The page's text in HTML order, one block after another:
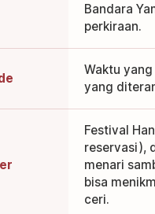
Bandara
perkiraan.
Waktu
yang
Festival
reservasi),
menari
bisa
ceri.